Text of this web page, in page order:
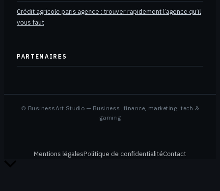
Crédit agricole paris agence : trouver rapidement l’agence qu’il
vous faut
PARTENAIRES
© BusinessArt Studio — Business, finance, marketing, tech &
gaming
Mentions légalesPolitique de confidentialitéContact